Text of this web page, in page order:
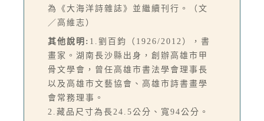
為《大海洋詩雜誌》並繼續刊行。（文
／高維志）
其他說明: 1.劉百鈞（1926/2012），書
畫家。湖南長沙縣出身，創辦高雄市甲
骨文學會，曾任高雄市書法學會理事長
以及高雄市文藝協會、高雄市詩書畫學
會常務理事。
2.藏品尺寸為長24.5公分、寬94公分。